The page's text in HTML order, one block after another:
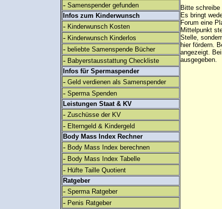
- Samenspender gefunden
Infos zum Kinderwunsch
- Kinderwunsch Kosten
- Kinderwunsch Kinderlos
- beliebte Samenspende Bücher
- Babyerstausstattung Checkliste
Infos für Spermaspender
- Geld verdienen als Samenspender
- Sperma Spenden
Leistungen Staat & KV
- Zuschüsse der KV
- Elterngeld & Kindergeld
Body Mass Index Rechner
- Body Mass Index berechnen
- Body Mass Index Tabelle
- Hüfte Taille Quotient
Ratgeber
- Sperma Ratgeber
- Penis Ratgeber
Bitte
Es bringt
Forum eine
Mittelpunkt
Stelle,
hier fördern.
angezeigt.
ausgegeben.